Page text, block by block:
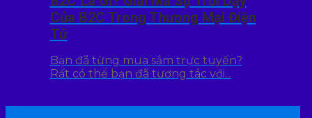
Của B2C Trong Thương Mại Điện
Tử
Bạn đã từng mua sắm trực tuyến?
Rất có thể bạn đã tương tác với...